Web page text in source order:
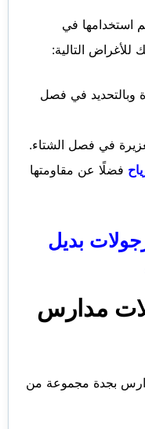
استخدامها في
للأغراض التالية:
وبالتحديد في فصل
في فصل الشتاء.
فضلًا عن مقاومتها
بديل
مدارس
بجدة مجموعة من